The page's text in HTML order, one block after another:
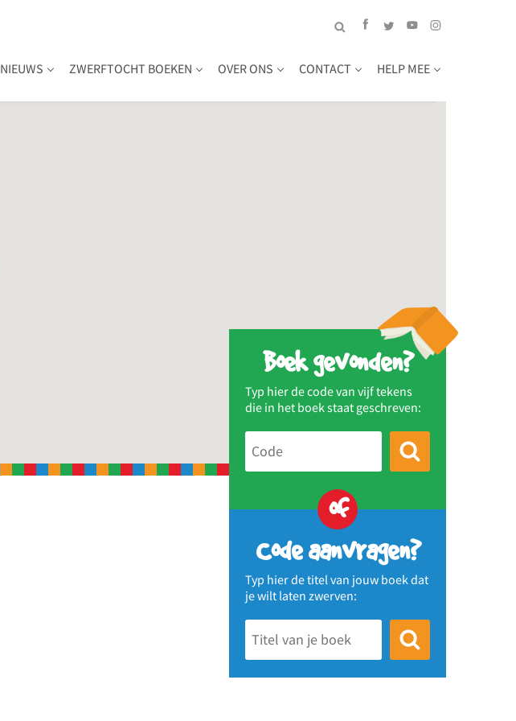
NIEUWS ZWERFTOCHT BOEKEN OVER ONS CONTACT HELP MEE
Boek gevonden?
Typ hier de code van vijf tekens
die in het boek staat geschreven:
of
Code aanvragen?
Typ hier de titel van jouw boek dat
je wilt laten zwerven: